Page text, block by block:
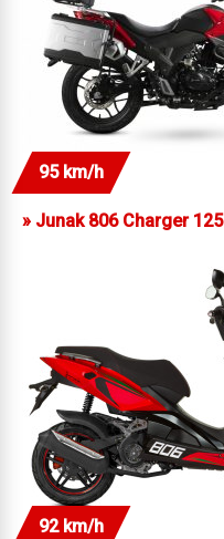
95 km/h
» Junak 806 Charger 125
92 km/h